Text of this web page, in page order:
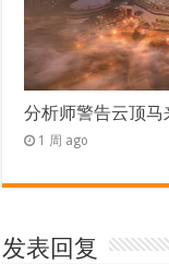
分析师警告云顶
1 周 ago
发表回复